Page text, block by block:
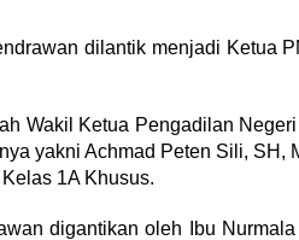
dilantik menjadi Ketua
Wakil Ketua Pengadilan
yakni Achmad Peten Sili, SH,
1A Khusus.
digantikan oleh Ibu